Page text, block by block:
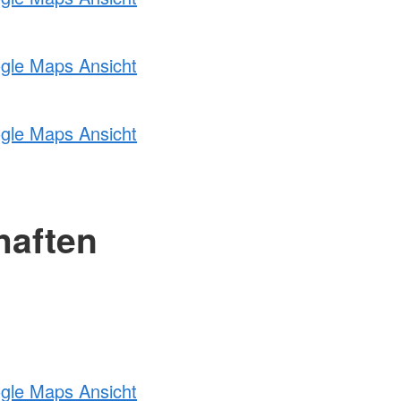
Maps Ansicht
Maps Ansicht
Maps Ansicht